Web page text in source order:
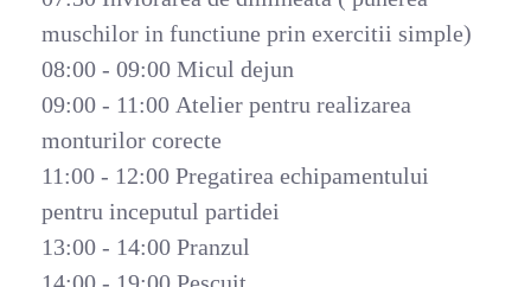
muschilor in functiune prin exercitii simple)
08:00 - 09:00 Micul dejun
09:00 - 11:00 Atelier pentru realizarea
monturilor corecte
11:00 - 12:00 Pregatirea echipamentului
pentru inceputul partidei
13:00 - 14:00 Pranzul